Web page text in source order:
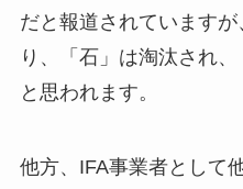
だと報道されています
り、「石」は淘汰され
と思われます。
他方、IFA事業者として